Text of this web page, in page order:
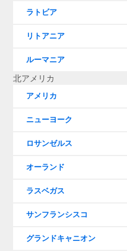
ラトビア
リトアニア
ルーマニア
北アメリカ
アメリカ
ニューヨーク
ロサンゼルス
オーランド
ラスベガス
サンフランシスコ
グランドキャニオン